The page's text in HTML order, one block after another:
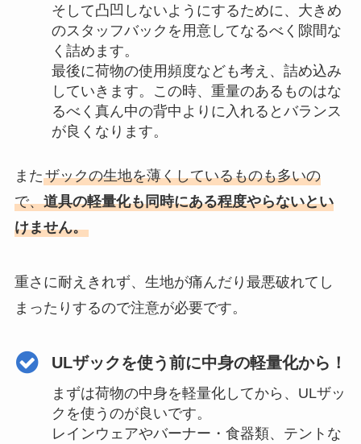
そして凸凹しないようにするために、大きめ
のスタッフバックを用意してなるべく隙間な
く詰めます。
最後に荷物の使用頻度なども考え、詰め込み
していきます。この時、重量のあるものはな
るべく真ん中の背中よりに入れるとバランス
が良くなります。
またザックの生地を薄くしているものも多いの
で、道具の軽量化も同時にある程度やらないとい
けません。
重さに耐えきれず、生地が痛んだり最悪破れてし
まったりするので注意が必要です。
ULザックを使う前に中身の軽量化から！
まずは荷物の中身を軽量化してから、ULザッ
クを使うのが良いです。
レインウェアやバーナー・食器類、テントな